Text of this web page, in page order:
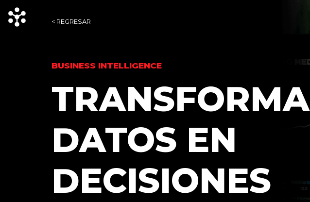
< REGRESAR
BUSINESS INTELLIGENCE
TRANSFORMA
DATOS EN
DECISIONES